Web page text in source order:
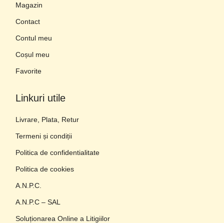
Magazin
Contact
Contul meu
Coșul meu
Favorite
Linkuri utile
Livrare, Plata, Retur
Termeni și condiții
Politica de confidentialitate
Politica de cookies
A.N.P.C.
A.N.P.C – SAL
Soluționarea Online a Litigiilor